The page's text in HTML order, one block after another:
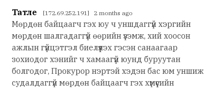
Татле [172.69.252.191] 2 months ago
Мөрдөн байцаагч гэх юу ч уншдаггүй хэргийн
мөрдөн шалгадаггүй өөрийн үзэмж, хий хоосон
ажлын гүйцэтгэл биелүүлэх гэсэн санаагаар
зохиодог хэнийг ч хамаагүй юунд буруутан
болгодог, Прокурор нэртэй хэдэн бас юм уншиж
судалдаггүй мөрдөн байцаагч гэх хүмүүсийн